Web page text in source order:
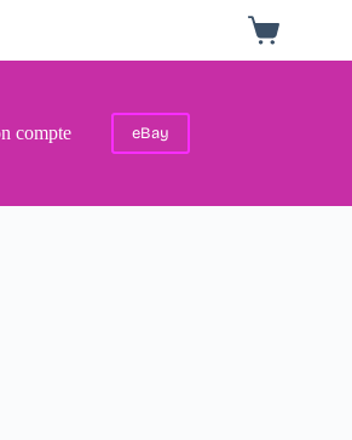
Panier
d’achat
compte eBay